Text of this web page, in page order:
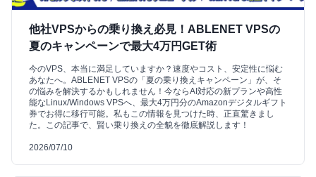
他社VPSからの乗り換え必見！ABLENET VPSの
夏のキャンペーンで最大4万円GET術
今のVPS、本当に満足していますか？速度やコスト、安定性に悩む
あなたへ。ABLENET VPSの「夏の乗り換えキャンペーン」が、そ
の悩みを解決するかもしれません！今ならAI対応の新プランや高性
能なLinux/Windows VPSへ、最大4万円分のAmazonデジタルギフト
券でお得に移行可能。私もこの情報を見つけた時、正直驚きまし
た。この記事で、賢い乗り換えの全貌を徹底解説します！
2026/07/10